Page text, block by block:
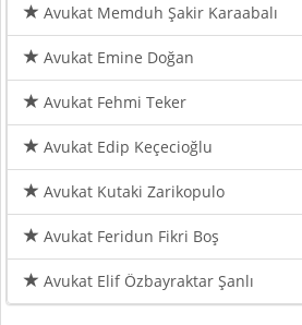
Avukat Memduh Şakir Karaabalı
Avukat Emine Doğan
Avukat Fehmi Teker
Avukat Edip Keçecioğlu
Avukat Kutaki Zarikopulo
Avukat Feridun Fikri Boş
Avukat Elif Özbayraktar Şanlı